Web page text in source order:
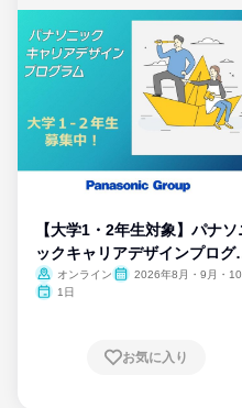
【大学1・2年生対象】パナソ
ックキャリアデザインプログ
ム
オンライン
2026年8月・9月・10
1日
お気に入り